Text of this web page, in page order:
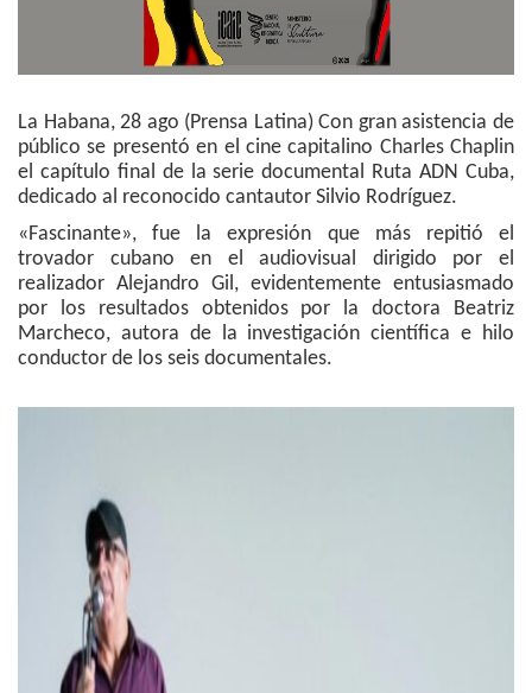
La Habana, 28 ago (Prensa Latina) Con gran asistencia de
público se presentó en el cine capitalino Charles Chaplin
el capítulo final de la serie documental Ruta ADN Cuba,
dedicado al reconocido cantautor Silvio Rodríguez.
«Fascinante», fue la expresión que más repitió el
trovador cubano en el audiovisual dirigido por el
realizador Alejandro Gil, evidentemente entusiasmado
por los resultados obtenidos por la doctora Beatriz
Marcheco, autora de la investigación científica e hilo
conductor de los seis documentales.